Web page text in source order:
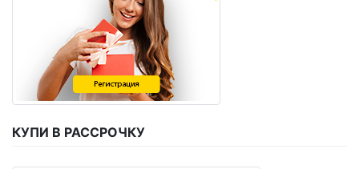
КУПИ В РАССРОЧКУ